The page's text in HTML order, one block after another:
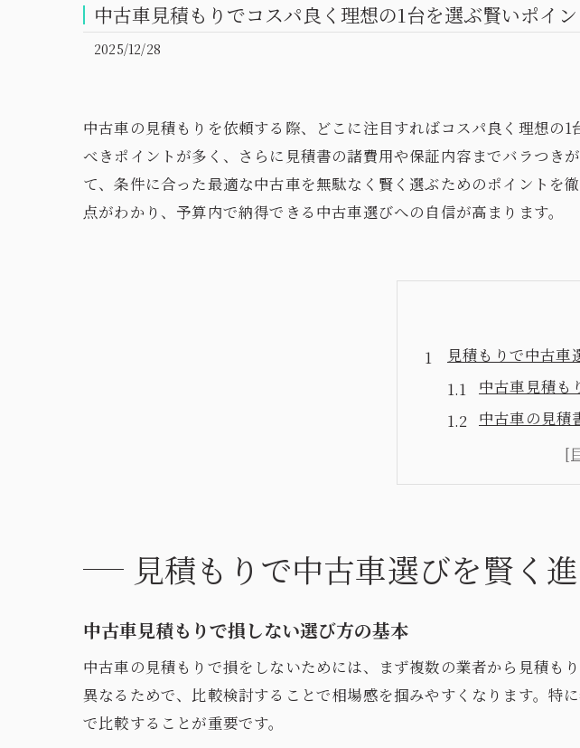
中古車見積もりでコスパ良く理想の1台を選ぶ賢いポイン
2025/12/28
中古車の見積もりを依頼する際、どこに注目すればコスパ良く理想の
べきポイントが多く、さらに見積書の諸費用や保証内容までバラつき
て、条件に合った最適な中古車を無駄なく賢く選ぶためのポイント
点がわかり、予算内で納得できる中古車選びへの自信が高まります。
見積もりで中古車
中古車見積も
中古車の見積
予算内で理想
中古車比較に
中古車見積も
見積もり比較
中古車見積も
見積もりで中古車選びを賢く
中古車見積もりで損しない選び方の基本
中古車の見積もりで損をしないためには、まず複数の業者から見積も
異なるためで、比較検討することで相場感を掴みやすくなります。特
で比較することが重要です。